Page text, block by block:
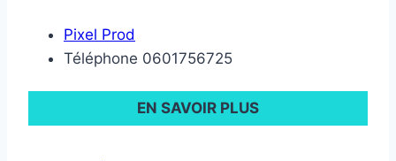
Pixel Prod
Téléphone 0601756725
EN SAVOIR PLUS